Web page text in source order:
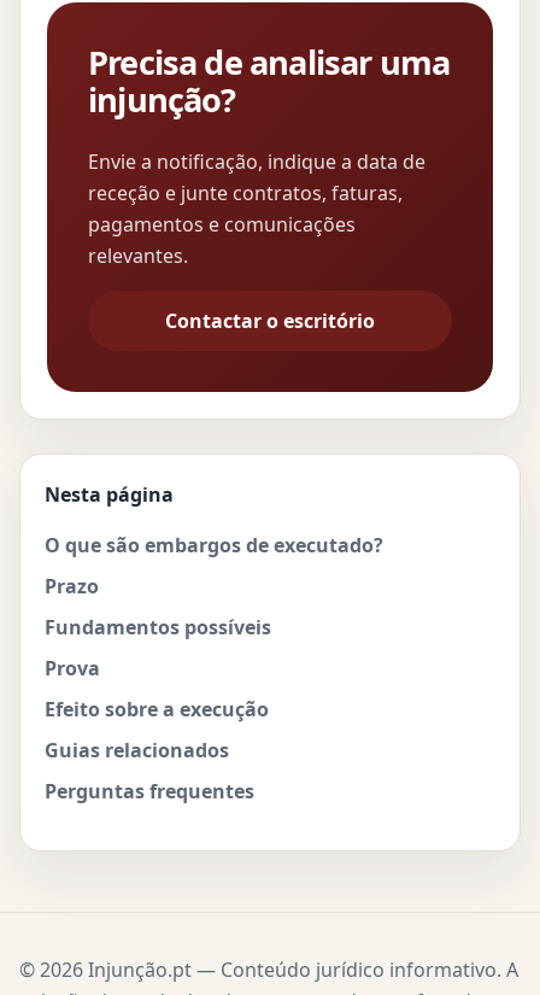
Precisa de analisar uma
injunção?
Envie a notificação, indique a data de
receção e junte contratos, faturas,
pagamentos e comunicações
relevantes.
Contactar o escritório
Nesta página
O que são embargos de executado?
Prazo
Fundamentos possíveis
Prova
Efeito sobre a execução
Guias relacionados
Perguntas frequentes
© 2026 Injunção.pt — Conteúdo jurídico informativo. A